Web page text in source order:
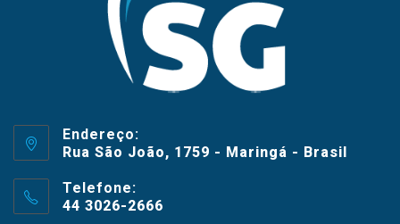
Endereço:
Rua São João, 1759 - Maringá - Brasil
Telefone:
44 3026-2666